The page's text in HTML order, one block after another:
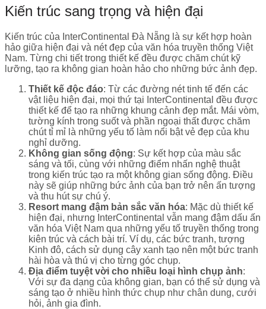
Kiến trúc sang trọng và hiện đại
Kiến trúc của InterContinental Đà Nẵng là sự kết hợp hoàn
hảo giữa hiện đại và nét đẹp của văn hóa truyền thống Việt
Nam. Từng chi tiết trong thiết kế đều được chăm chút kỹ
lưỡng, tạo ra không gian hoàn hảo cho những bức ảnh đẹp.
Thiết kế độc đáo: Từ các đường nét tinh tế đến các
vật liệu hiện đại, mọi thứ tại InterContinental đều được
thiết kế để tạo ra những khung cảnh đẹp mắt. Mái vòm,
tường kính trong suốt và phần ngoại thất được chăm
chút tỉ mỉ là những yếu tố làm nổi bật vẻ đẹp của khu
nghỉ dưỡng.
Không gian sống động: Sự kết hợp của màu sắc
sáng và tối, cùng với những điểm nhấn nghệ thuật
trong kiến trúc tạo ra một không gian sống động. Điều
này sẽ giúp những bức ảnh của bạn trở nên ấn tượng
và thu hút sự chú ý.
Resort mang đậm bản sắc văn hóa: Mặc dù thiết kế
hiện đại, nhưng InterContinental vẫn mang đậm dấu ấn
văn hóa Việt Nam qua những yếu tố truyền thống trong
kiên trúc và cách bài trí. Ví dụ, các bức tranh, tượng
Kinh đô, cách sử dụng cây xanh tạo nên một bức tranh
hài hòa và thú vị cho từng góc chụp.
Địa điểm tuyệt vời cho nhiều loại hình chụp ảnh:
Với sự đa dạng của không gian, bạn có thể sử dụng và
sáng tạo ở nhiều hình thức chụp như chân dung, cưới
hỏi, ảnh gia đình.